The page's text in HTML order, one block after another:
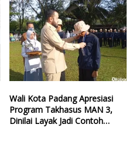
Wali Kota Padang Apresiasi
Program Takhasus MAN 3,
Dinilai Layak Jadi Contoh